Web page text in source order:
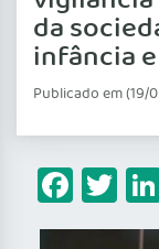
da
infância
Publicado em (19/